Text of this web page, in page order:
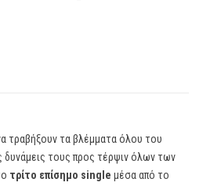
τραβήξουν τα βλέμματα όλου του
τους προς τέρψιν όλων των
τρίτο επίσημο single μέσα από το